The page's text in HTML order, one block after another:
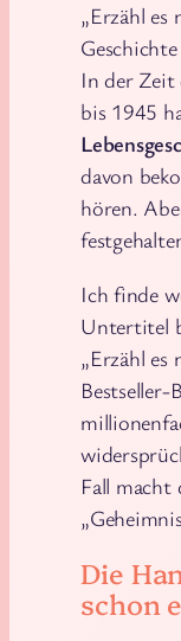
„Erzähl es
In der Zeit
bis 1945
davon
hören.
Ich finde
Untertitel
„Erzähl es
Bestseller-
Fall macht
Die
schon